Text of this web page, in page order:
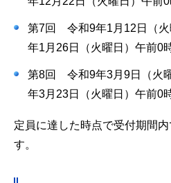
第7回 令和9年1月12日（火
年1月26日（火曜日）午前0
第8回 令和9年3月9日（火
年3月23日（火曜日）午前0
定員に達した時点で受付期間
す。